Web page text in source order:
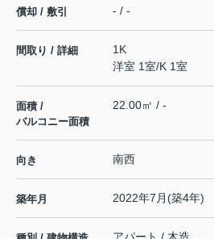
償却 / 敷引 - / -
間取り / 詳細
1K
洋室 1室/K 1室
面積 /
バルコニー面積
22.00㎡ / -
向き 南西
築年月 2022年7月(築4年)